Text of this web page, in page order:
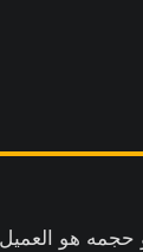
حجمه هو